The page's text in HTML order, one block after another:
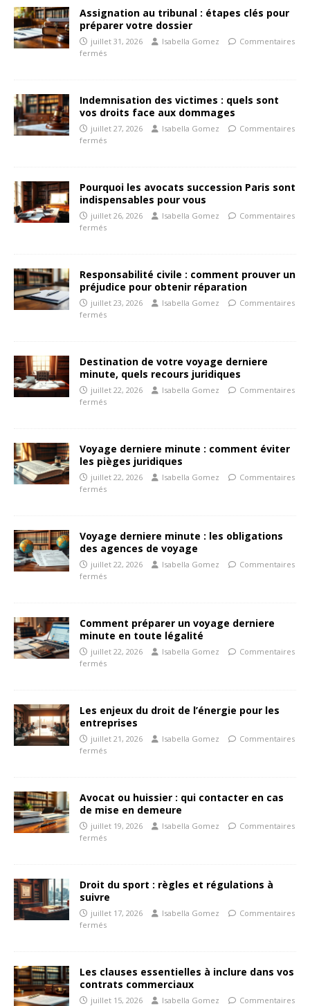
Assignation au tribunal : étapes clés pour
préparer votre dossier
juillet 31, 2026 Isabella Gomez
Commentaires
fermés
Indemnisation des victimes : quels sont
vos droits face aux dommages
juillet 27, 2026 Isabella Gomez
Commentaires
fermés
Pourquoi les avocats succession Paris sont
indispensables pour vous
juillet 26, 2026 Isabella Gomez
Commentaires
fermés
Responsabilité civile : comment prouver un
préjudice pour obtenir réparation
juillet 23, 2026 Isabella Gomez
Commentaires
fermés
Destination de votre voyage derniere
minute, quels recours juridiques
juillet 22, 2026 Isabella Gomez
Commentaires
fermés
Voyage derniere minute : comment éviter
les pièges juridiques
juillet 22, 2026 Isabella Gomez
Commentaires
fermés
Voyage derniere minute : les obligations
des agences de voyage
juillet 22, 2026 Isabella Gomez
Commentaires
fermés
Comment préparer un voyage derniere
minute en toute légalité
juillet 22, 2026 Isabella Gomez
Commentaires
fermés
Les enjeux du droit de l’énergie pour les
entreprises
juillet 21, 2026 Isabella Gomez
Commentaires
fermés
Avocat ou huissier : qui contacter en cas
de mise en demeure
juillet 19, 2026 Isabella Gomez
Commentaires
fermés
Droit du sport : règles et régulations à
suivre
juillet 17, 2026 Isabella Gomez
Commentaires
fermés
Les clauses essentielles à inclure dans vos
contrats commerciaux
juillet 15, 2026 Isabella Gomez
Commentaires